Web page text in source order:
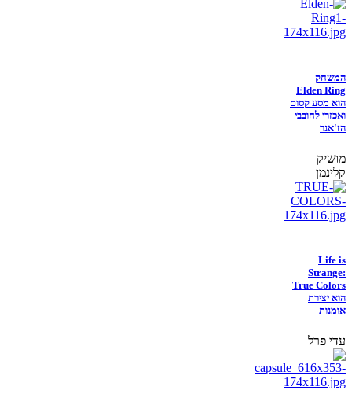
המשחק
Elden Ring
הוא מסע קסום
ואכזרי לחובבי
הז'אנר
מושיק
קלינמן
Life is
Strange:
True Colors
הוא יצירת
אומנות
עדי פרל